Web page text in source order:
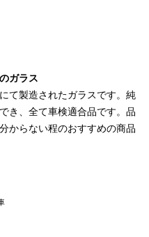
ガラス
て製造されたガラスです。純
き、全て車検適合品です。品
からない程のおすすめの商品